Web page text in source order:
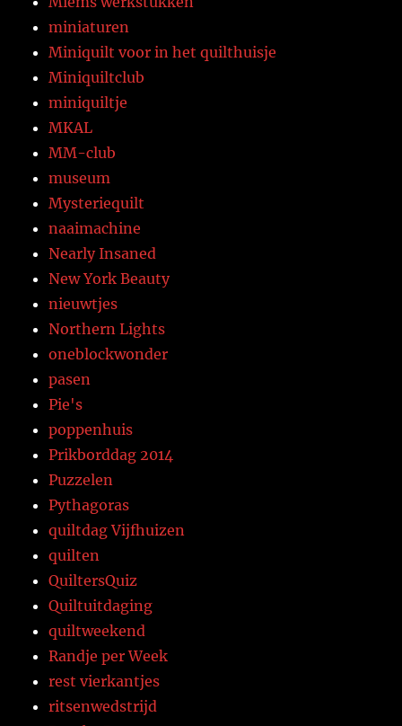
miniaturen
Miniquilt voor in het quilthuisje
Miniquiltclub
miniquiltje
MKAL
MM-club
museum
Mysteriequilt
naaimachine
Nearly Insaned
New York Beauty
nieuwtjes
Northern Lights
oneblockwonder
pasen
Pie's
poppenhuis
Prikborddag 2014
Puzzelen
Pythagoras
quiltdag Vijfhuizen
quilten
QuiltersQuiz
Quiltuitdaging
quiltweekend
Randje per Week
rest vierkantjes
ritsenwedstrijd